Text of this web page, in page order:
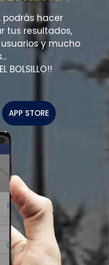
podrás hacer
tus resultados,
y mucho
BOLSILLO!!
APP STORE